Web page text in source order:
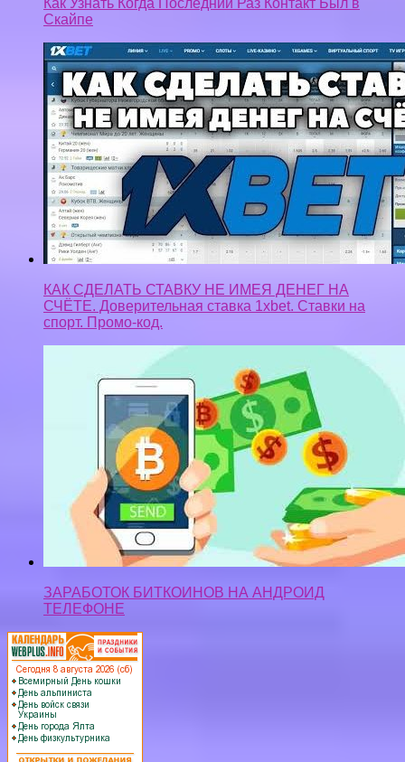
Скайпе
КАК СДЕЛАТЬ СТАВКУ НЕ ИМЕЯ ДЕНЕГ НА
СЧЁТЕ. Доверительная ставка 1xbet. Ставки на
спорт. Промо-код.
ЗАРАБОТОК БИТКОИНОВ НА АНДРОИД
ТЕЛЕФОНЕ